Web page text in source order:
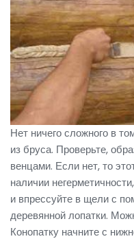
Нет ничего сложного в
из бруса. Проверьте,
венцами. Если нет, то
наличии
и впрессуйте в щели с
деревянной лопатки.
Конопатку начните с